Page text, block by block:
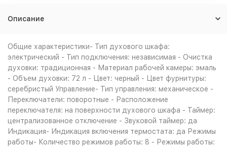
Описание
Общие характеристики- Тип духового шкафа:
электрический - Тип подключения: независимая - Очистка
духовки: традиционная - Материал рабочей камеры: эмаль
- Объем духовки: 72 л - Цвет: черный - Цвет фурнитуры:
серебристый Управление- Тип управления: механическое -
Переключатели: поворотные - Расположение
переключателя: на поверхности духового шкафа - Таймер:
централизованное отключение - Звуковой таймер: да
Индикация- Индикация включения термостата: да Режимы
работы- Количество режимов работы: 8 - Режимы работы: